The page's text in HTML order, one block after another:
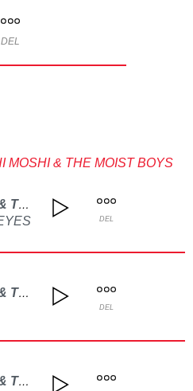
DEL
MOSHI & THE MOIST BOYS
MOSHI MOSHI & THE MOIST BOYS
DEL
MOSHI MOSHI & THE MOIST BOYS
DEL
MOSHI MOSHI & THE MOIST BOYS